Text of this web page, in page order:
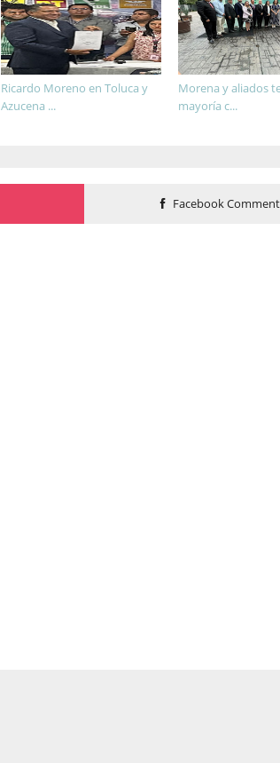
Morena y aliados
mayoría c...
Ricardo Moreno en Toluca y
Azucena ...
Facebook